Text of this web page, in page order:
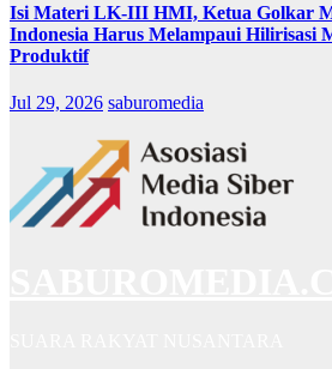
Isi Materi LK-III HMI, Ketua Golkar
Indonesia Harus Melampaui Hilirisasi
Produktif
Jul 29, 2026 saburomedia